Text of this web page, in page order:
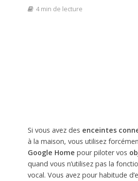
4 min de lecture
Si vous avez des enceintes
à la maison, vous utilisez
Google Home pour piloter vos
quand vous n’utilisez pas la
vocal. Vous avez pour habitude